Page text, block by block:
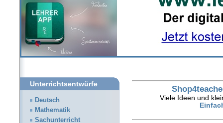
Viele Ideen und
Unterrichtsentwürfe
Deutsch
Mathematik
Sachunterricht